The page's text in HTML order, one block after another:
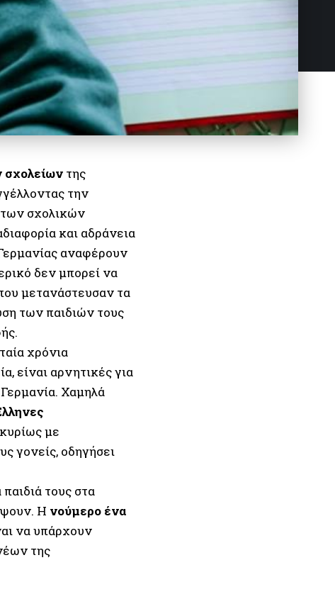
σχολείων της
την
σχολικών
και αδράνεια
αναφέρουν
δεν μπορεί να
μετανάστευσαν τα
των παιδιών τους
χρόνια
είναι αρνητικές για
Χαμηλά
με
γονείς, οδηγήσει
τους στα
Η νούμερο ένα
να υπάρχουν
της